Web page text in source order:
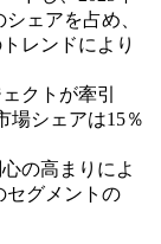
ェアを占め、
レンドにより
クトが牽引
場シェアは15％
の高まりによ
セグメントの